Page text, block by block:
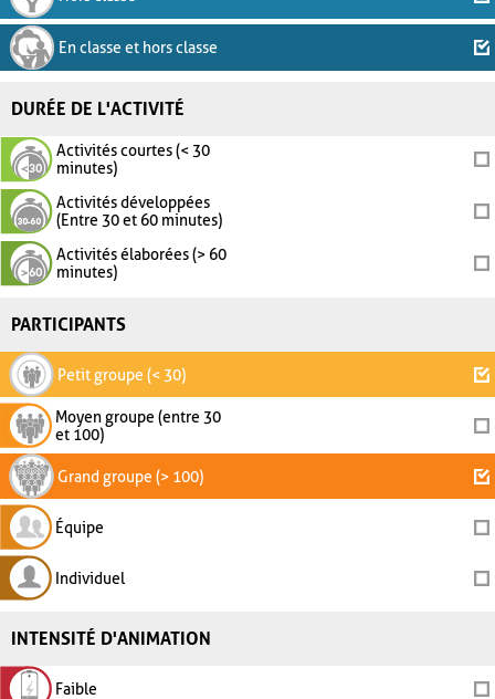
En classe et hors classe
DURÉE DE L'ACTIVITÉ
Activités courtes (< 30
minutes)
Activités développées
(Entre 30 et 60 minutes)
Activités élaborées (> 60
minutes)
PARTICIPANTS
Petit groupe (< 30)
Moyen groupe (entre 30
et 100)
Grand groupe (> 100)
Équipe
Individuel
INTENSITÉ D'ANIMATION
Faible